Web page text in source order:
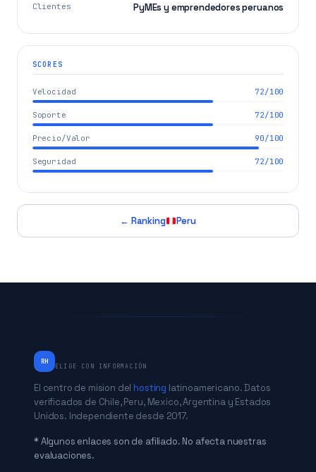
Clientes PyMEs y emprendedores peruanos
SCORES
Velocidad 72/100
Soporte 72/100
Precio/Valor 90/100
Seguridad 72/100
← Ranking Peru
RH
ELIGE CON INFORMACIÓN
El centro de mision del hosting latinoamericano. Datos
verificados de Chile, Peru, Mexico, Argentina y Estados
Unidos. Independiente desde 2017.
* Algunos enlaces son de afiliado. No afecta nuestras
evaluaciones.